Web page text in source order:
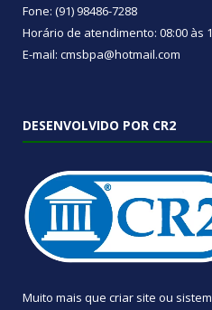
Fone: (91) 98486-7288
Horário de atendimento: 08:00 às
E-mail: cmsbpa@hotmail.com
DESENVOLVIDO POR CR2
Muito mais que criar site ou